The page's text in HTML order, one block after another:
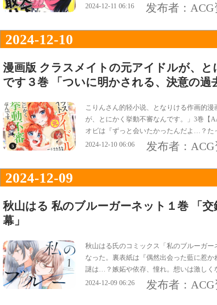
で、オビ謳い文句は『この少女、天才で
2024-12-11 06:16 发布者：
2024-12-10
漫画版 クラスメイトの元アイドルが、と
です３巻 「ついに明かされる、決意の過
こりんさん的轻小说、となりける作画的
が、とにかく挙動不審なんです。」3巻【
オビは『ずっと会いたかったんだよ…？た
決意の過去。ふたりの時間が再び動き出す
2024-12-10 06:06 发布者：
2024-12-09
秋山はる 私のブルーガーネット１巻 「
幕」
秋山はる氏のコミックス「私のブルーガ
なった。裏表紙は『偶然出会った藍に惹
謎は…？嫉妬や依存、憧れ。想いは激し
情報は『交錯する大人百合の開幕──』。
2024-12-09 06:26 发布者：